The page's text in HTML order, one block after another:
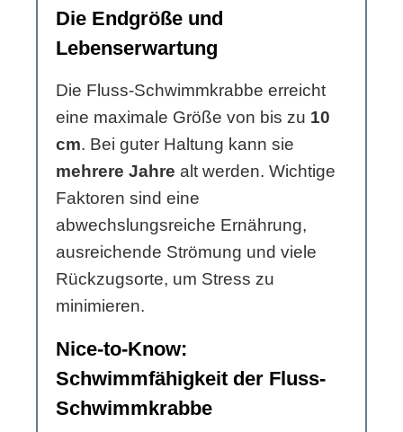
Die Endgröße und
Lebenserwartung
Die Fluss-Schwimmkrabbe erreicht
eine maximale Größe von bis zu 10
cm. Bei guter Haltung kann sie
mehrere Jahre alt werden. Wichtige
Faktoren sind eine
abwechslungsreiche Ernährung,
ausreichende Strömung und viele
Rückzugsorte, um Stress zu
minimieren.
Nice-to-Know:
Schwimmfähigkeit der Fluss-
Schwimmkrabbe